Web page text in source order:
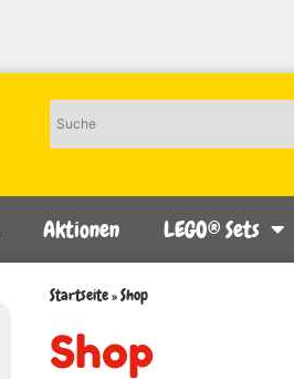
Aktionen LEGO® Sets
Startseite»Shop
Shop